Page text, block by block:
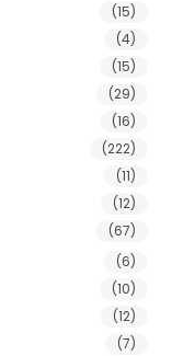
(15)
(4)
(15)
(29)
(16)
(222)
(11)
(12)
(67)
(6)
(10)
(12)
(7)